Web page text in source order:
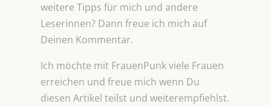
weitere Tipps für mich und andere
Leserinnen? Dann freue ich mich auf
Deinen Kommentar.
Ich möchte mit FrauenPunk viele Frauen
erreichen und freue mich wenn Du
diesen Artikel teilst und weiterempfiehlst.